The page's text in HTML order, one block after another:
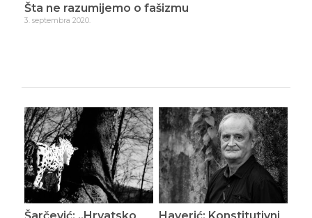
Šta ne razumijemo o fašizmu
3. septembra 2020.